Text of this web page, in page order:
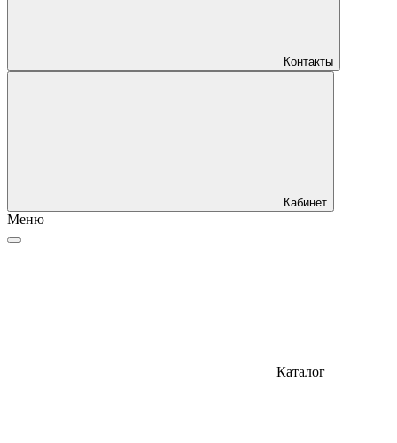
Контакты
Кабинет
Меню
Каталог